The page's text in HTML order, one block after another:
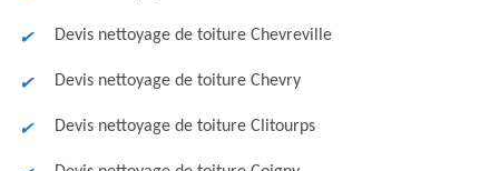
Devis nettoyage de toiture Chevreville
Devis nettoyage de toiture Chevry
Devis nettoyage de toiture Clitourps